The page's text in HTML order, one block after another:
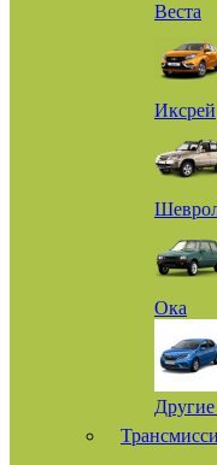
Веста
Иксрей
Ока